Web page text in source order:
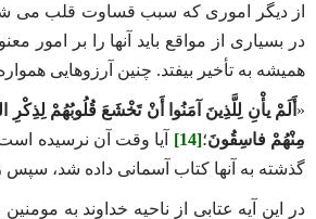
از دیگر اموری که سبب قساوت قلب می
در بسیاری از مواقع باید آنها را بر
همیشه به تأخیر بیفتد. چنین آرزوهایی
« أَلَمْ یأْنِ لِلَّذِینَ آمَنُوا أَنْ تَخْشَعَ قُلُوبُهُمْ
مِنْهُمْ فاسِقُونَ؛[14]
آیا وقت آن نرسیده
گذشته به آنها کتاب آسمانی داده شد، سپس
در این آیه عتابی از ناحیه خداوند به